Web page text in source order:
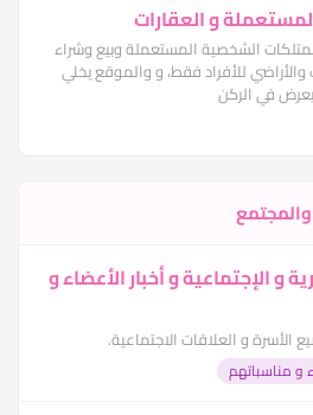
و العقارات
الشخصية المستعملة وبيع وشراء
والأراضي للأفراد فقط، و والموقع يخلي
في الركن
والمجتمع
و الإجتماعية و أخبار الأعضاء و
و العلاقات الاجتماعية.
و مناسباتهم